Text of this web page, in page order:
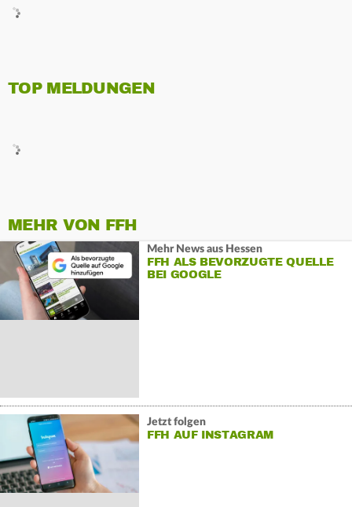
TOP MELDUNGEN
MEHR VON FFH
Mehr News aus Hessen
FFH ALS BEVORZUGTE QUELLE
BEI GOOGLE
Jetzt folgen
FFH AUF INSTAGRAM